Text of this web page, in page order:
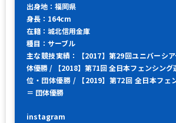
出身地：福岡県
身長：164cm
在籍：城北信用金庫
種目：サーブル
主な競技実績：【2017】第29回ユニバーシ
体優勝 / 【2018】第71回 全日本フェンシング
位・団体優勝 / 【2019】第72回 全日本フェ
＝ 団体優勝
instagram